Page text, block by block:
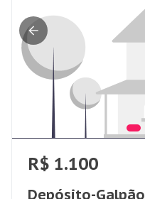
R$ 1.100
Depósito-Galpão